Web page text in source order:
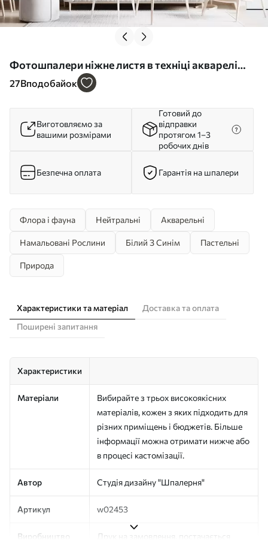
Фотошпалери ніжне листя в техніці акварелі
w02453
27Вподобайок
Виготовляємо за
вашими розмірами
Готовий до
відправки
протягом 1–3
робочих днів
Безпечна оплата Гарантія на шпалери
Флора і фауна Нейтральні Акварельні
Намальовані Рослини Білий З Синім Пастельні
Природа
Характеристики та матеріал
Доставка та оплата
Поширені запитання
Характеристики
Матеріали
Вибирайте з трьох високоякісних
матеріалів, кожен з яких підходить для
різних приміщень і бюджетів. Більше
інформації можна отримати нижче або
в процесі кастомізації.
Автор Студія дизайну "Шпалерня"
Артикул w02453
Виробництво
Друк на замовлення, постачається